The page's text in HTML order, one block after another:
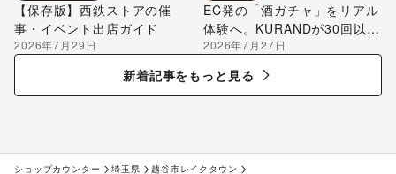
【保存版】西鉄ストアの催
事・イベント出店ガイド
2026年7月29日
EC発の「酒ガチャ」をリアル
体験へ。KURANDが30回以上
のポップアップ出店で届け
る“新しいお酒との出会い”
2026年7月27日
新着記事をもっと見る
ショップカウンター 埼玉県
越谷市レイクタウン